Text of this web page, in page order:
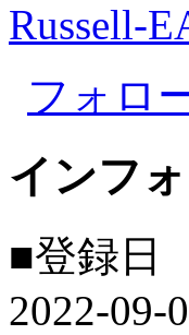
Russell-
フォロ
インフ
■登録日
2022-09-